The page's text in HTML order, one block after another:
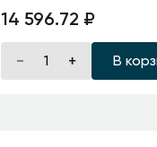
14 596.72 ₽
В